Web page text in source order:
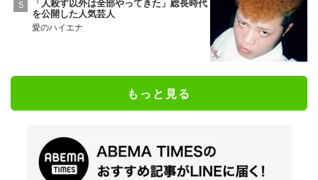
「人殺す以外は全部やってきた」総長時代
を公開した人気芸人
愛のハイエナ
もっと見る